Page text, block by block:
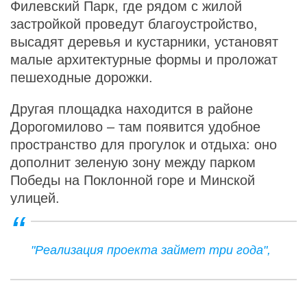
Филевский Парк, где рядом с жилой
застройкой проведут благоустройство,
высадят деревья и кустарники, установят
малые архитектурные формы и проложат
пешеходные дорожки.
Другая площадка находится в районе
Дорогомилово – там появится удобное
пространство для прогулок и отдыха: оно
дополнит зеленую зону между парком
Победы на Поклонной горе и Минской
улицей.
"Реализация проекта займет три года",